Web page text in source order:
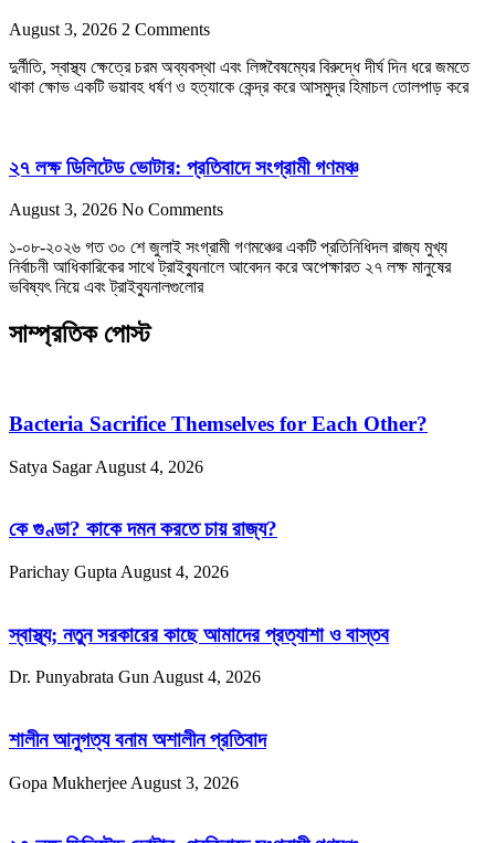
August 3, 2026 2 Comments
দুর্নীতি, স্বাস্থ্য ক্ষেত্রে চরম অব্যবস্থা এবং লিঙ্গবৈষম্যের বিরুদ্ধে দীর্ঘ দিন ধরে জমতে
থাকা ক্ষোভ একটি ভয়াবহ ধর্ষণ ও হত্যাকে কেন্দ্র করে আসমুদ্র হিমাচল তোলপাড় করে
২৭ লক্ষ ডিলিটেড ভোটার: প্রতিবাদে সংগ্রামী গণমঞ্চ
August 3, 2026 No Comments
১-০৮-২০২৬ গত ৩০ শে জুলাই সংগ্রামী গণমঞ্চের একটি প্রতিনিধিদল রাজ্য মুখ্য
নির্বাচনী আধিকারিকের সাথে ট্রাইব্যুনালে আবেদন করে অপেক্ষারত ২৭ লক্ষ মানুষের
ভবিষ্যৎ নিয়ে এবং ট্রাইব্যুনালগুলোর
সাম্প্রতিক পোস্ট
Bacteria Sacrifice Themselves for Each Other?
Satya SagarAugust 4, 2026
কে গুণ্ডা? কাকে দমন করতে চায় রাজ্য?
Parichay Gupta August 4, 2026
স্বাস্থ্য; নতুন সরকারের কাছে আমাদের প্রত্যাশা ও বাস্তব
Dr. Punyabrata GunAugust 4, 2026
শালীন আনুগত্য বনাম অশালীন প্রতিবাদ
Gopa Mukherjee August 3, 2026